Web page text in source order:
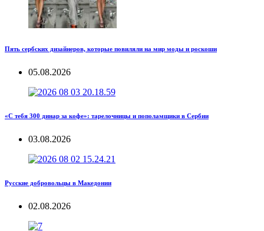
Пять сербских дизайнеров, которые повиляли на мир моды и роскоши
05.08.2026
«С тебя 300 динар за кофе»: тарелочницы и пополамщики в Сербии
03.08.2026
Русские добровольцы в Македонии
02.08.2026